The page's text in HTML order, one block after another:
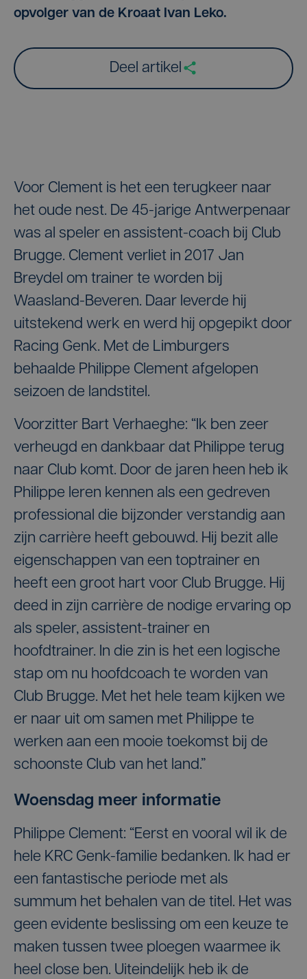
opvolger van de Kroaat Ivan Leko.
Deel artikel
Voor Clement is het een terugkeer naar
het oude nest. De 45-jarige Antwerpenaar
was al speler en assistent-coach bij Club
Brugge. Clement verliet in 2017 Jan
Breydel om trainer te worden bij
Waasland-Beveren. Daar leverde hij
uitstekend werk en werd hij opgepikt door
Racing Genk. Met de Limburgers
behaalde Philippe Clement afgelopen
seizoen de landstitel.
Voorzitter Bart Verhaeghe: “Ik ben zeer
verheugd en dankbaar dat Philippe terug
naar Club komt. Door de jaren heen heb ik
Philippe leren kennen als een gedreven
professional die bijzonder verstandig aan
zijn carrière heeft gebouwd. Hij bezit alle
eigenschappen van een toptrainer en
heeft een groot hart voor Club Brugge. Hij
deed in zijn carrière de nodige ervaring op
als speler, assistent-trainer en
hoofdtrainer. In die zin is het een logische
stap om nu hoofdcoach te worden van
Club Brugge. Met het hele team kijken we
er naar uit om samen met Philippe te
werken aan een mooie toekomst bij de
schoonste Club van het land.”
Woensdag meer informatie
Philippe Clement: “Eerst en vooral wil ik de
hele KRC Genk-familie bedanken. Ik had er
een fantastische periode met als
summum het behalen van de titel. Het was
geen evidente beslissing om een keuze te
maken tussen twee ploegen waarmee ik
heel close ben. Uiteindelijk heb ik de